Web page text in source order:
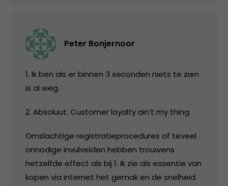
Peter Bonjernoor
1. Ik ben als er binnen 3 seconden niets te zien
is al weg.
2. Absoluut. Customer loyalty ain’t my thing.
Omslachtige registratieprocedures of teveel
onnodige invulvelden hebben trouwens
hetzelfde effect als bij 1. Ik zie als essentie van
kopen via internet het gemak en de snelheid.